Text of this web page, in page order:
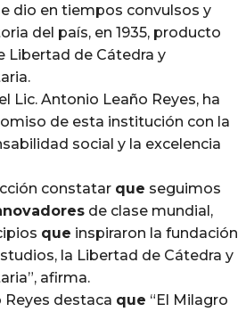
dio en tiempos convulsos y
del país, en 1935, producto
Libertad de Cátedra y
Lic. Antonio Leaño Reyes, ha
de esta institución con la
social y la excelencia
constatar que seguimos
de clase mundial,
que inspiraron la fundación
la Libertad de Cátedra y
afirma.
Reyes destaca que “El Milagro